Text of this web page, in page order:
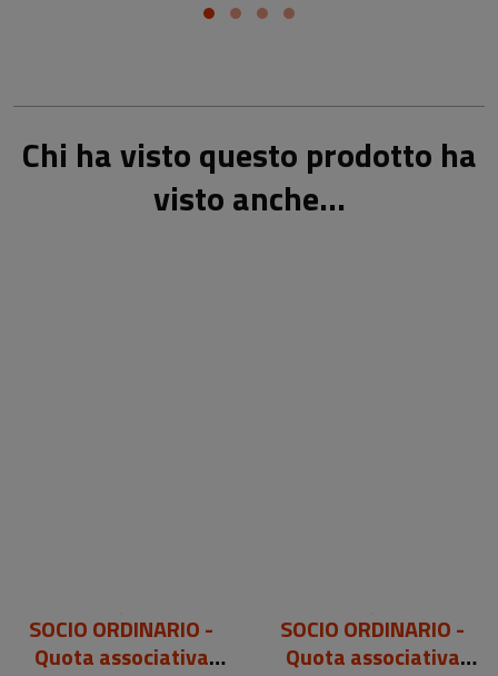
Chi ha visto questo prodotto ha
visto anche...
SOCIO ORDINARIO -
Quota associativa
SOCIO ORDINARIO -
Quota associativa